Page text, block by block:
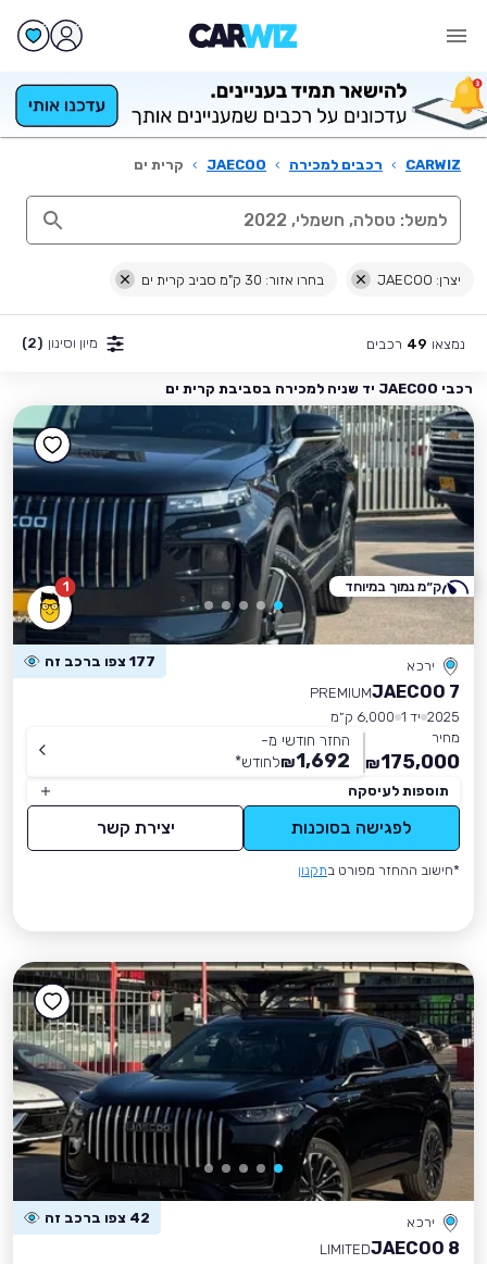
CARWIZ
› רכבים למכירה ›
JAECOO
› קרית ים
יצרן: JAECOO בחרו אזור: 30 ק"מ סביב קרית ים
נמצאו 49 רכבים מיון וסינון (2)
רכבי JAECOO יד שניה למכירה בסביבת קרית ים
1
ירכא 177 צפו ברכב זה
JAECOO 7
PREMIUM
2025 יד 1
6,000 ק״מ
מחיר
175,000
₪
החזר חודשי מ-
1,692
₪לחודש*
תוספות לעיסקה
לפגישה בסוכנות יצירת קשר
*חישוב ההחזר מפורט בתקנון
ק״מ נמוך במיוחד
ירכא 42 צפו ברכב זה
JAECOO 8
LIMITED